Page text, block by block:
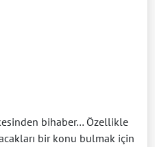
bihaber… Özellikle
bir konu bulmak için